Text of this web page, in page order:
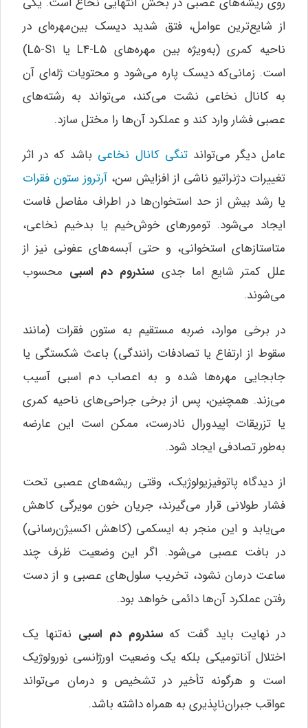
از شایع‌ترین عوامل، فتق شدید دیسک بین‌مهره‌ای در
ناحیه کمری (به‌ویژه بین مهره‌های L4-L5 یا L5-S1)
است. زمانی‌که دیسک پاره می‌شود و محتویات ژله‌ای آن
به کانال نخاعی نشت می‌کند، می‌تواند به رشته‌های
عصبی فشار وارد کند و عملکرد آن‌ها را مختل سازد.
عامل دیگر می‌تواندتنگی کانال نخاعی باشد که در اثر
تغییرات دژنراتیو ناشی از افزایش سن، آرتروز ستون فقرات
یا رشد بیش از حد استخوان‌ها در اطراف مفاصل فاست
ایجاد می‌شود. تومورهای خوش‌خیم یا بدخیم نخاعی،
متاستازهای استخوانی، و حتی آبسه‌های عفونی نیز از
علل کمتر شایع اما جدی سندروم دم اسبی محسوب
می‌شوند.
در برخی موارد، ضربه مستقیم به ستون فقرات (مانند
سقوط از ارتفاع یا تصادفات رانندگی) باعث شکستگی یا
جابجایی مهره‌ها شده و به اعصاب دم اسبی آسیب
می‌زند. همچنین، پس از برخی جراحی‌های ناحیه کمری
یا تزریقات اپیدورال نادرست، ممکن است این عارضه
به‌طور تصادفی ایجاد شود.
از دیدگاه پاتوفیزیولوژیک، وقتی ریشه‌های عصبی تحت
فشار طولانی قرار می‌گیرند، جریان خون مویرگی کاهش
می‌یابد و این منجر به ایسکمی (کاهش اکسیژن‌رسانی)
در بافت عصبی می‌شود. اگر این وضعیت ظرف چند
ساعت درمان نشود، تخریب سلول‌های عصبی و از دست
رفتن عملکرد آن‌ها دائمی خواهد بود.
در نهایت باید گفت کهسندروم دم اسبی نه‌تنها یک
اختلال آناتومیکی بلکه یک وضعیت اورژانسی نورولوژیک
است و هرگونه تأخیر در تشخیص و درمان می‌تواند
عواقب جبران‌ناپذیری به همراه داشته باشد.